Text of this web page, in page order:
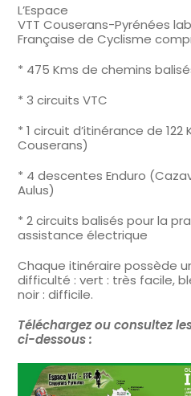
L’Espace
VTT Couserans-Pyrénées
Française de Cyclisme
* 475 Kms de chemins
* 3 circuits VTC
* 1 circuit d’itinérance de
Couserans)
* 4 descentes Enduro
Aulus)
* 2 circuits balisés pour la
assistance électrique
Chaque itinéraire possède
difficulté : vert : très facile,
noir : difficile.
Téléchargez ou consultez
ci-dessous :